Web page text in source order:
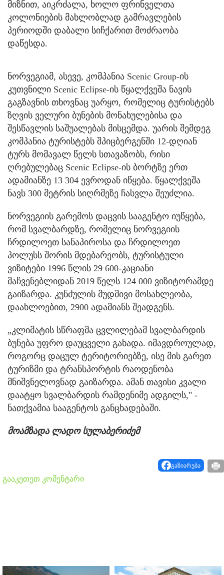
მიზნით, აიკრძალა, ხოლო ფრინველთა
კოლონიების მახლობლად გამრავლების
პერიოდში დაბალი სიჩქარით მოძრაობა
დაწესდა.
ნორვეგიამ, ასევე, კომპანია Scenic Group-ის
კუთვნილი Scenic Eclipse-ის წყალქვეშა ნავის
გაგზავნის თხოვნაც უარყო, რომელიც ტურისტებს
ზღვის ველური ბუნების მონახულებისა და
შესწავლის საშუალებას მისცემდა. უარის შემდეგ
კომპანია ტურისტებს შპიცბერგენში 12-დღიან
ტურს მომავალ წელს სთავაზობს, რისი
ღრებულებაც Scenic Eclipse-ის ბორტზე ერთ
ადამიანზე 13 304 ევროდან იწყება. წყალქვეშა
ნავს 300 მეტრის სიღრმეზე ჩასვლა შეუძლია.
ნორვეგიის გარემოს დაცვის სააგენტო იუწყება,
რომ სვალბარდზე, რომელიც ნორვეგიის
ჩრდილოეთ სანაპიროსა და ჩრდილოეთ
პოლუსს შორის მდებარეობს, ტურისტული
ვიზიტები 1996 წლის 29 600-კაციანი
მაჩვენებლიდან 2019 წელს 124 000 ვიზიტორამდე
გაიზარდა. კუნძულის მუდმივი მოსახლეობა,
დაახლოებით, 2900 ადამიანს შეადგენს.
„კლიმატის სწრაფმა ცვლილებამ სვალბარდის
ბუნება უფრო დაუცველი გახადა. იმავდროულად,
როგორც დაცულ ტერიტორიებზე, ისე მის გარეთ
ტურიზმი და ტრანსპორტის რაოდენობა
მნიშვნელოვნად გაიზარდა. ამან თავისი კვალი
დაატყო სვალბარდის რამდენიმე ადგილს," -
ნათქვამია სააგენტოს განცხადებაში.
მოამზადა ლადო სულაბერიძემ
გაზიარება
გააკეთეთ კომენტარი